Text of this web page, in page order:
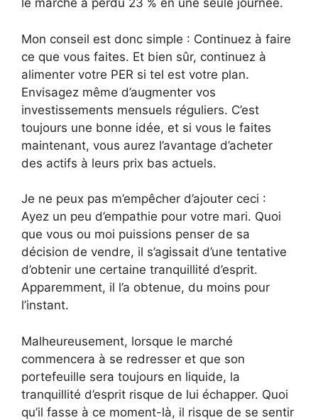
le marché a perdu 23 % en une seule journée.
Mon conseil est donc simple : Continuez à faire
ce que vous faites. Et bien sûr, continuez à
alimenter votre PER si tel est votre plan.
Envisagez même d’augmenter vos
investissements mensuels réguliers. C’est
toujours une bonne idée, et si vous le faites
maintenant, vous aurez l’avantage d’acheter
des actifs à leurs prix bas actuels.
Je ne peux pas m’empêcher d’ajouter ceci :
Ayez un peu d’empathie pour votre mari. Quoi
que vous ou moi puissions penser de sa
décision de vendre, il s’agissait d’une tentative
d’obtenir une certaine tranquillité d’esprit.
Apparemment, il l’a obtenue, du moins pour
l’instant.
Malheureusement, lorsque le marché
commencera à se redresser et que son
portefeuille sera toujours en liquide, la
tranquillité d’esprit risque de lui échapper. Quoi
qu’il fasse à ce moment-là, il risque de se sentir